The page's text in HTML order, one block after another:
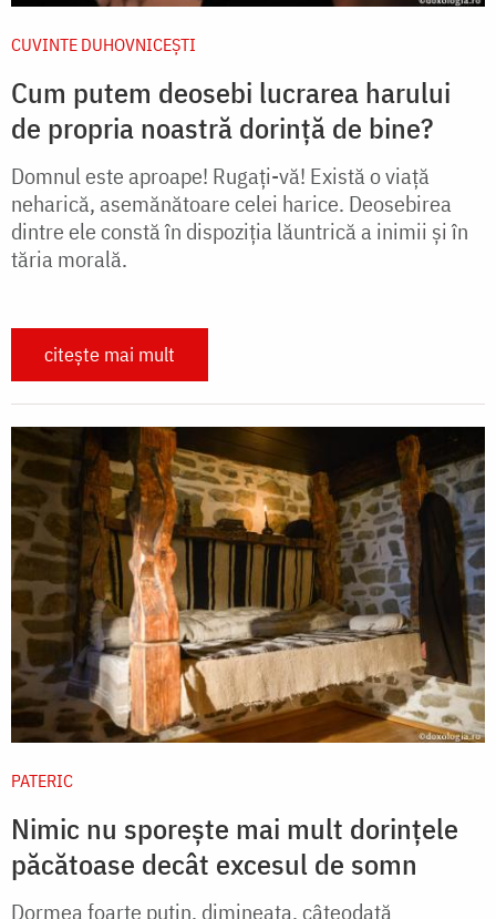
CUVINTE DUHOVNICEȘTI
Cum putem deosebi lucrarea harului
de propria noastră dorință de bine?
Domnul este aproape! Rugați-vă! Există o viață
neharică, asemănătoare celei harice. Deosebirea
dintre ele constă în dispoziția lăuntrică a inimii și în
tăria morală.
citește mai mult
PATERIC
Nimic nu sporește mai mult dorințele
păcătoase decât excesul de somn
Dormea foarte puţin, dimineaţa, câteodată